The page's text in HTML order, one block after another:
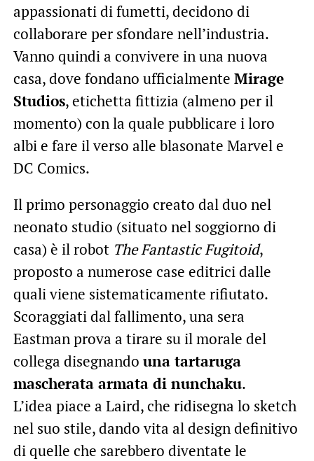
appassionati di fumetti, decidono di
collaborare per sfondare nell’industria.
Vanno quindi a convivere in una nuova
casa, dove fondano ufficialmente Mirage
Studios, etichetta fittizia (almeno per il
momento) con la quale pubblicare i loro
albi e fare il verso alle blasonate Marvel e
DC Comics.
Il primo personaggio creato dal duo nel
neonato studio (situato nel soggiorno di
casa) è il robot The Fantastic Fugitoid,
proposto a numerose case editrici dalle
quali viene sistematicamente rifiutato.
Scoraggiati dal fallimento, una sera
Eastman prova a tirare su il morale del
collega disegnando una tartaruga
mascherata armata di nunchaku.
L’idea piace a Laird, che ridisegna lo sketch
nel suo stile, dando vita al design definitivo
di quelle che sarebbero diventate le